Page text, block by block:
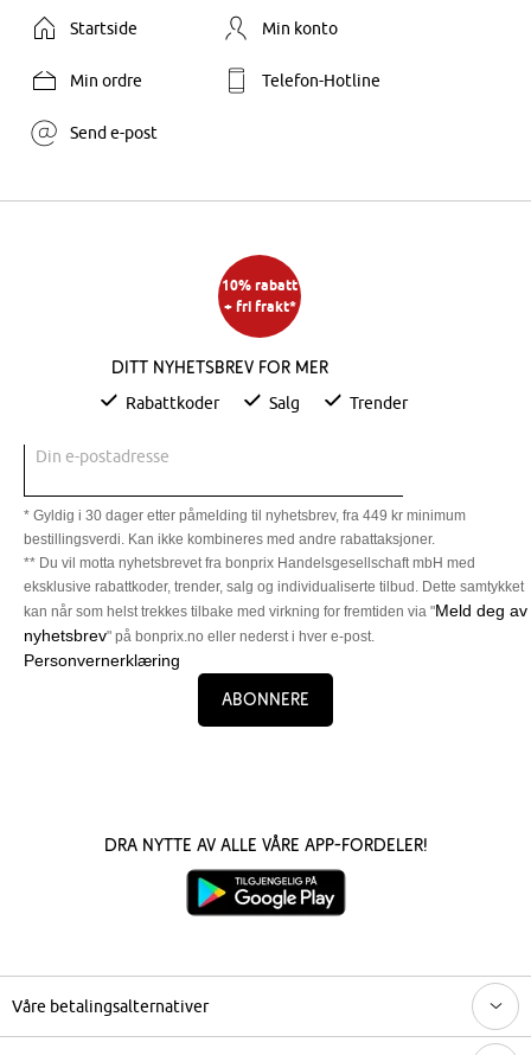
Startside Min konto
Min ordre Telefon-Hotline
Send e-post
10% rabatt
+ fri frakt*
Ditt nyhetsbrev for mer
Rabattkoder Salg Trender
Din e-postadresse
* Gyldig i 30 dager etter påmelding til nyhetsbrev, fra 449 kr minimum
bestillingsverdi. Kan ikke kombineres med andre rabattaksjoner.
** Du vil motta nyhetsbrevet fra bonprix Handelsgesellschaft mbH med
eksklusive rabattkoder, trender, salg og individualiserte tilbud. Dette samtykket
kan når som helst trekkes tilbake med virkning for fremtiden via "Meld deg av
nyhetsbrev" på bonprix.no eller nederst i hver e-post.
Personvernerklæring
Abonnere
Dra nytte av alle våre app-fordeler!
Våre betalingsalternativer